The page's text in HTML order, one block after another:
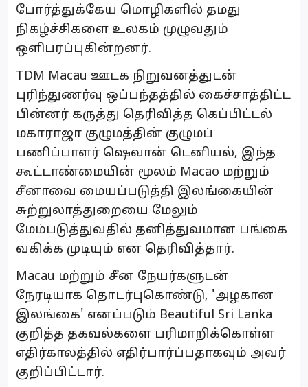
போர்த்துக்கேய மொழிகளில் தமது
நிகழ்ச்சிகளை உலகம் முழுவதும்
ஒளிபரப்புகின்றனர்.
TDM Macau ஊடக நிறுவனத்துடன்
புரிந்துணர்வு ஒப்பந்தத்தில் கைச்சாத்திட்ட
பின்னர் கருத்து தெரிவித்த கெப்பிட்டல்
மகாராஜா குழுமத்தின் குழுமப்
பணிப்பாளர் ஷெவான் டெனியல், இந்த
கூட்டாண்மையின் மூலம் Macao மற்றும்
சீனாவை மையப்படுத்தி இலங்கையின்
சுற்றுலாத்துறையை மேலும்
மேம்படுத்துவதில் தனித்துவமான பங்கை
வகிக்க முடியும் என தெரிவித்தார்.
Macau மற்றும் சீன நேயர்களுடன்
நேரடியாக தொடர்புகொண்டு, 'அழகான
இலங்கை' எனப்படும் Beautiful Sri Lanka
குறித்த தகவல்களை பரிமாறிக்கொள்ள
எதிர்காலத்தில் எதிர்பார்ப்பதாகவும் அவர்
குறிப்பிட்டார்.